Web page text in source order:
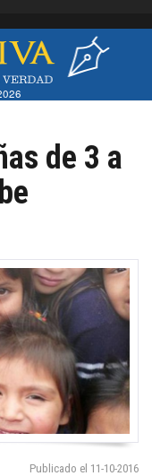
de 3 a
Publicado el 11-10-2016